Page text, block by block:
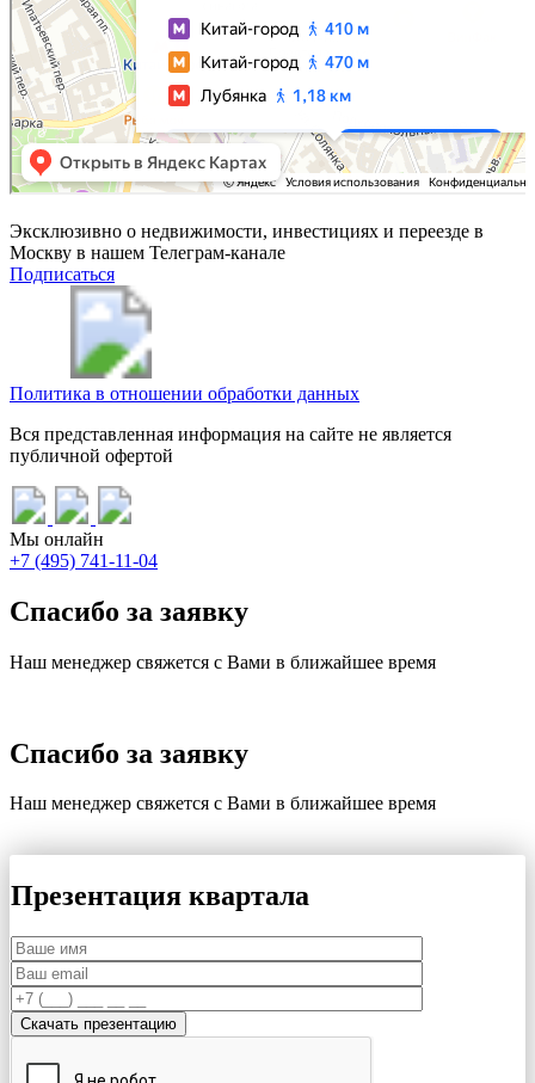
Эксклюзивно о недвижимости, инвестициях и переезде в
Москву в нашем Телеграм-канале
Подписаться
Политика в отношении обработки данных
Вся представленная информация на сайте не является
публичной офертой
Мы онлайн
+7 (495) 741-11-04
Спасибо за заявку
Наш менеджер свяжется с Вами в ближайшее время
Спасибо за заявку
Наш менеджер свяжется с Вами в ближайшее время
Презентация квартала